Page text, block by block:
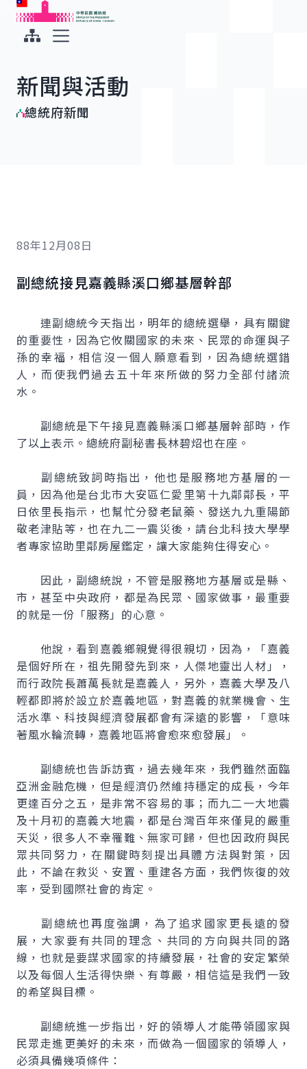
跳到主要內容
中華民國總統府
新聞與活動
總統府新聞
88年12月08日
副總統接見嘉義縣溪口鄉基層幹部
連副總統今天指出，明年的總統選舉，具有關鍵
的重要性，因為它攸關國家的未來、民眾的命運與子
孫的幸福，相信沒一個人願意看到，因為總統選錯
人，而使我們過去五十年來所做的努力全部付諸流
水。
副總統是下午接見嘉義縣溪口鄉基層幹部時，作
了以上表示。總統府副秘書長林碧炤也在座。
副總統致詞時指出，他也是服務地方基層的一
員，因為他是台北市大安區仁愛里第十九鄰鄰長，平
日依里長指示，也幫忙分發老鼠藥、發送九九重陽節
敬老津貼等，也在九二一震災後，請台北科技大學學
者專家協助里鄰房屋鑑定，讓大家能夠住得安心。
因此，副總統說，不管是服務地方基層或是縣、
市，甚至中央政府，都是為民眾、國家做事，最重要
的就是一份「服務」的心意。
他說，看到嘉義鄉親覺得很親切，因為，「嘉義
是個好所在，祖先開發先到來，人傑地靈出人材」，
而行政院長蕭萬長就是嘉義人，另外，嘉義大學及八
輕都即將於設立於嘉義地區，對嘉義的就業機會、生
活水準、科技與經濟發展都會有深遠的影響，「意味
著風水輪流轉，嘉義地區將會愈來愈發展」。
副總統也告訴訪賓，過去幾年來，我們雖然面臨
亞洲金融危機，但是經濟仍然維持穩定的成長，今年
更達百分之五，是非常不容易的事；而九二一大地震
及十月初的嘉義大地震，都是台灣百年來僅見的嚴重
天災，很多人不幸罹難、無家可歸，但也因政府與民
眾共同努力，在關鍵時刻提出具體方法與對策，因
此，不論在救災、安置、重建各方面，我們恢復的效
率，受到國際社會的肯定。
副總統也再度強調，為了追求國家更長遠的發
展，大家要有共同的理念、共同的方向與共同的路
線，也就是要謀求國家的持續發展，社會的安定繁榮
以及每個人生活得快樂、有尊嚴，相信這是我們一致
的希望與目標。
副總統進一步指出，好的領導人才能帶領國家與
民眾走進更美好的未來，而做為一個國家的領導人，
必須具備幾項條件：